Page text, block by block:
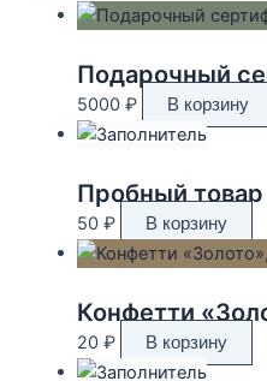
Подарочный
5000 ₽ В корзину
Пробный товар
50 ₽ В корзину
Конфетти
20 ₽ В корзину